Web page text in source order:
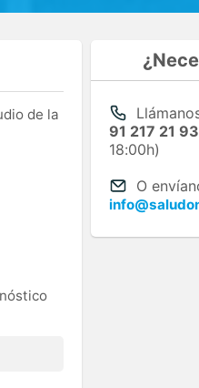
de la
91 217 21 93
18:00h)
O